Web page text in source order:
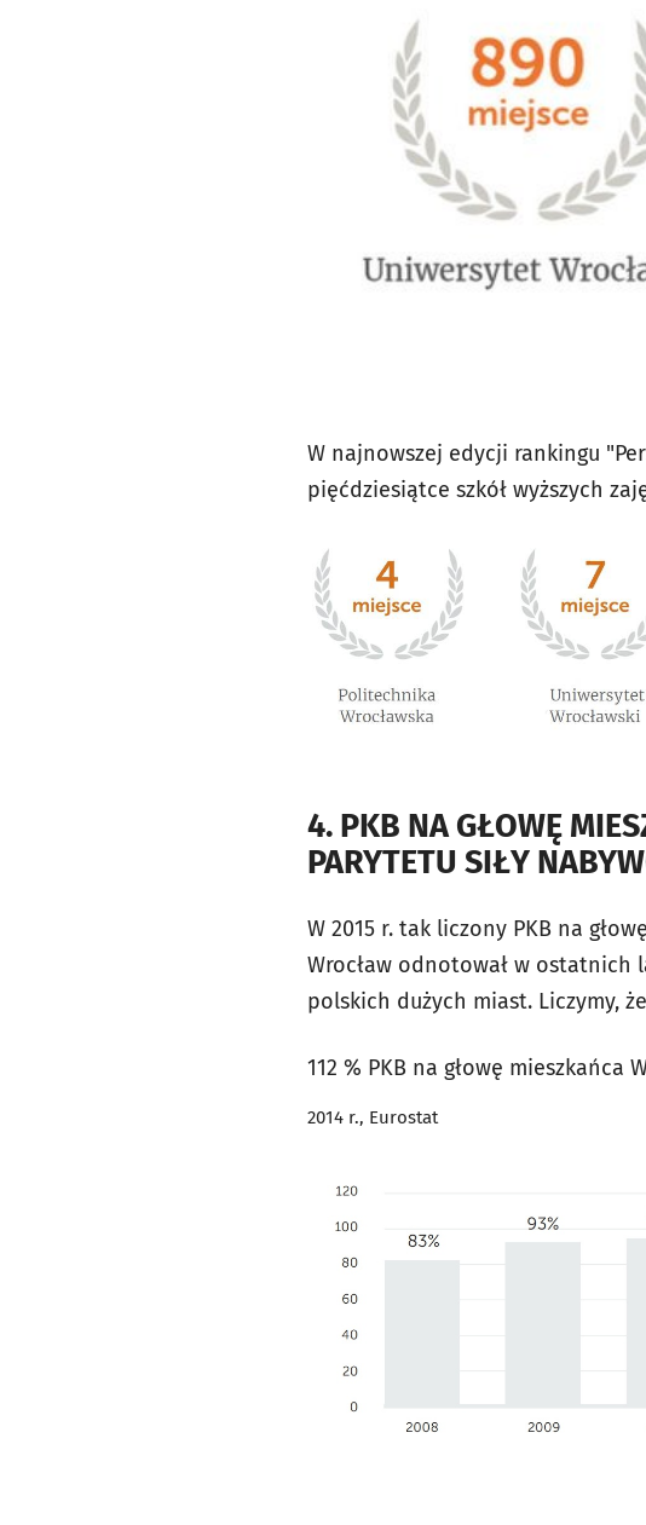
W najnowszej edycji rankingu
pięćdziesiątce szkół wyższych
4. PKB NA GŁOWĘ
PARYTETU SIŁY
W 2015 r. tak liczony PKB na
Wrocław odnotował w ostatnich
polskich dużych miast. Liczymy,
112 % PKB na głowę
2014 r., Eurostat